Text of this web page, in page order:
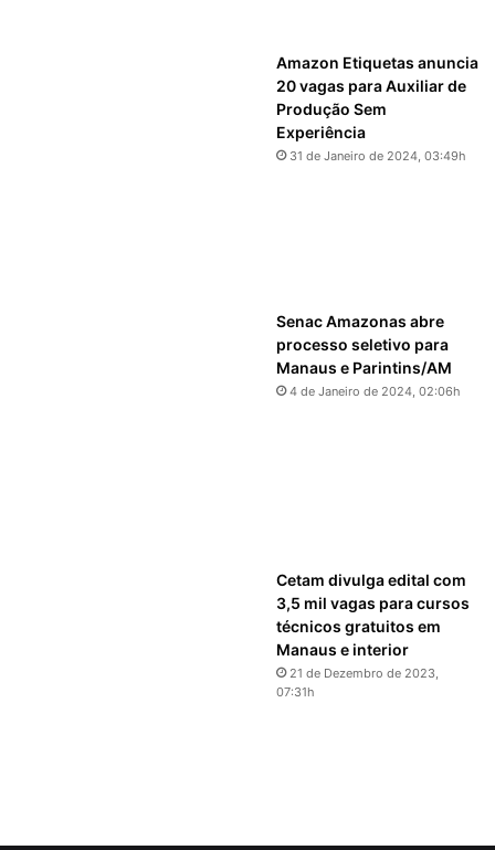
Amazon Etiquetas anuncia
20 vagas para Auxiliar de
Produção Sem
Experiência
31 de Janeiro de 2024, 03:49h
Senac Amazonas abre
processo seletivo para
Manaus e Parintins/AM
4 de Janeiro de 2024, 02:06h
Cetam divulga edital com
3,5 mil vagas para cursos
técnicos gratuitos em
Manaus e interior
21 de Dezembro de 2023,
07:31h